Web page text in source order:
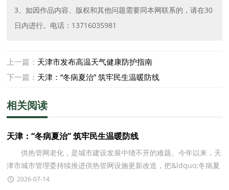
3、如因作品内容、版权和其他问题需要同本网联系的，请在30
日内进行。电话：13716035981
上一篇： 天津市发布高温天气健康防护指南
下一篇： 天津：“冬病夏治” 筑牢民生温暖防线
相关阅读
天津：“冬病夏治” 筑牢民生温暖防线
供热管网老化，是城市建设发展中绕不开的难题。今年以来，天
津市城市管理委持续推进供热管网设施更新改造，把&ldquo;冬病夏
治&rdquo;的民生账算到群众心坎上，以久久为功之举夯
2026-07-14